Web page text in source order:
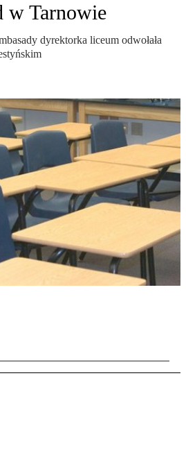
w Tarnowie
dyrektorka liceum odwołała